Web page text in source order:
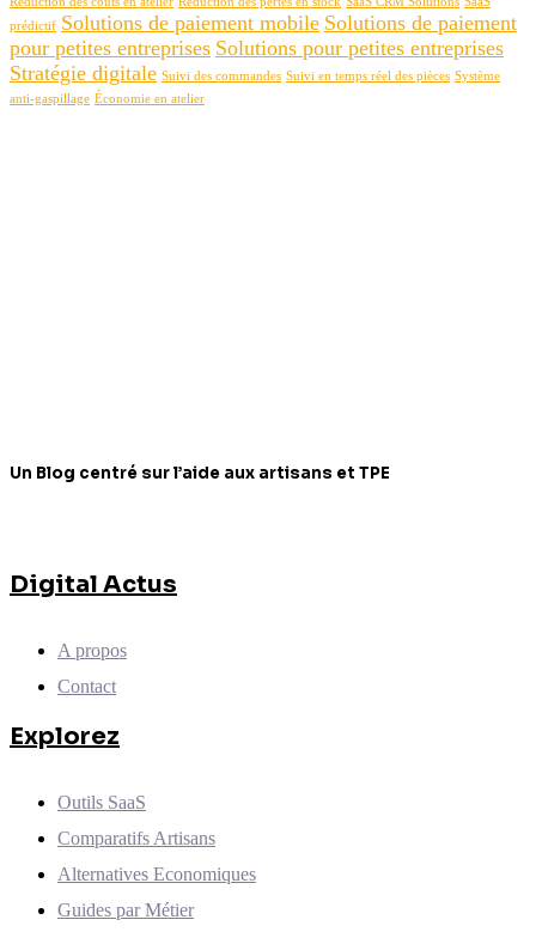
prédictif Solutions de paiement mobile Solutions de paiement
pour petites entreprises Solutions pour petites entreprises
Stratégie digitale Suivi des commandes Suivi en temps réel des pièces Système
anti-gaspillage Économie en atelier
Un Blog centré sur l’aide aux artisans et TPE
Digital Actus
A propos
Contact
Explorez
Outils SaaS
Comparatifs Artisans
Alternatives Economiques
Guides par Métier